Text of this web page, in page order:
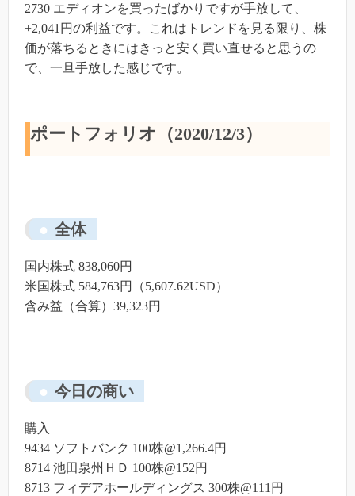
2730 エディオンを買ったばかりですが手放して、
+2,041円の利益です。これはトレンドを見る限り、株
価が落ちるときにはきっと安く買い直せると思うの
で、一旦手放した感じです。
ポートフォリオ（2020/12/3）
全体
国内株式 838,060円
米国株式 584,763円（5,607.62USD）
含み益（合算）39,323円
今日の商い
購入
9434 ソフトバンク 100株@1,266.4円
8714 池田泉州ＨＤ 100株@152円
8713 フィデアホールディングス 300株@111円